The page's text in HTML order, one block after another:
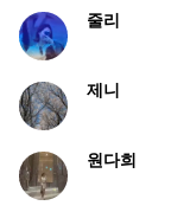
줄리
제니
원다희